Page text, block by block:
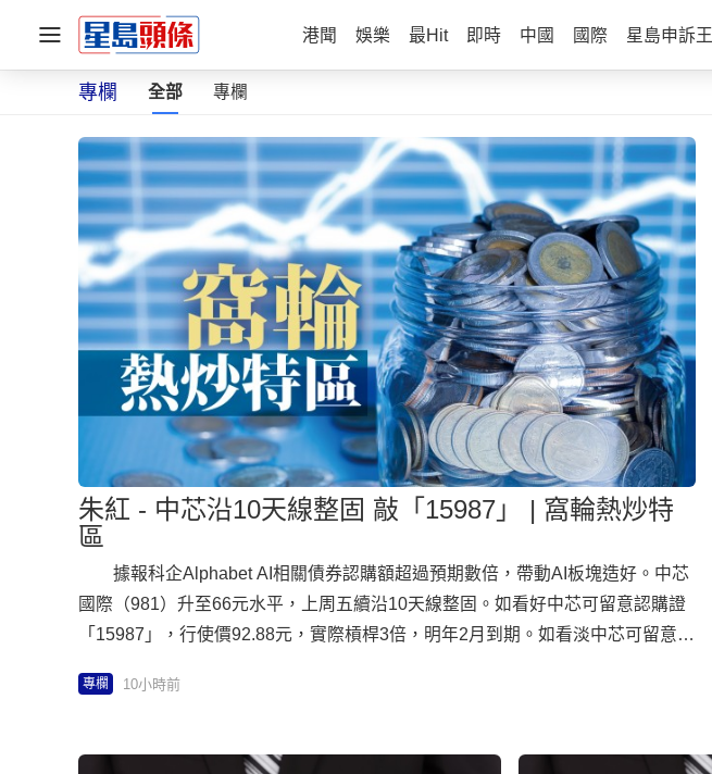
港聞 娛樂 最Hit 即時 中國 國際 星島申訴王
專欄 全部 專欄
朱紅 - 中芯沿10天線整固 敲「15987」 | 窩輪熱炒特
區
據報科企Alphabet AI相關債券認購額超過預期數倍，帶動AI板塊造好。中芯
國際（981）升至66元水平，上周五續沿10天線整固。如看好中芯可留意認購證
「15987」，行使價92.88元，實際槓桿3倍，明年2月到期。如看淡中芯可留意認
（9988）計劃在其開源模型條款中，加入商用收益分成規定，具體收益分成比例
專欄 10小時前